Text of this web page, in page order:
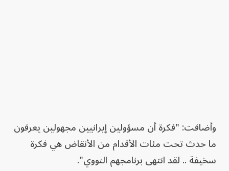
وأضافت: "فكرة أن مسؤولين إيرانيين مجهولين يعرفون
ما حدث تحت مئات الأقدام من الأنقاض هي فكرة
سخيفة .. لقد انتهى برنامجهم النووي".